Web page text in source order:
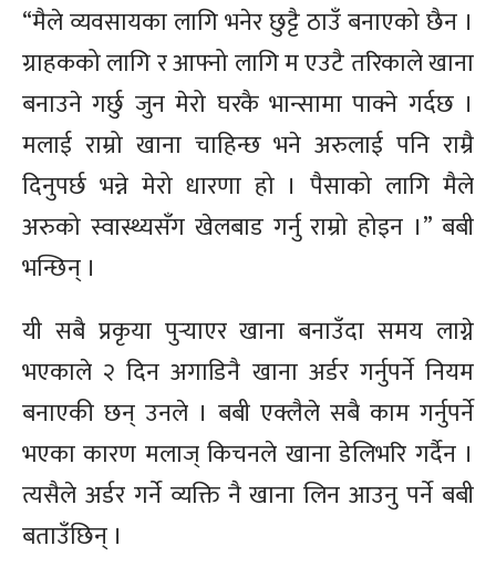
“मैले व्यवसायका लागि भनेर छुट्टै ठाउँ बनाएको छैन ।
ग्राहकको लागि र आफ्नो लागि म एउटै तरिकाले खाना
बनाउने गर्छु जुन मेरो घरकै भान्सामा पाक्ने गर्दछ ।
मलाई राम्रो खाना चाहिन्छ भने अरुलाई पनि राम्रै
दिनुपर्छ भन्ने मेरो धारणा हो । पैसाको लागि मैले
अरुको स्वास्थ्यसँग खेलबाड गर्नु राम्रो होइन ।” बबी
भन्छिन् ।
यी सबै प्रकृया पुर्‍याएर खाना बनाउँदा समय लाग्ने
भएकाले २ दिन अगाडिनै खाना अर्डर गर्नुपर्ने नियम
बनाएकी छन् उनले । बबी एक्लैले सबै काम गर्नुपर्ने
भएका कारण मलाज् किचनले खाना डेलिभरि गर्दैन ।
त्यसैले अर्डर गर्ने व्यक्ति नै खाना लिन आउनु पर्ने बबी
बताउँछिन् ।